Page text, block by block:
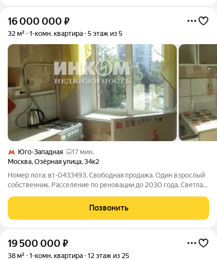
16 000 000 ₽
32 м² 1-комн. квартира 5 этаж из 5
Юго-Западная
17 мин.
Москва,Озёрная улица,34к2
Номер лота: вт-0433493. Свободная продажа. Один взрослый
собственник. Расселение по реновации до 2030 года. Светлая
балкон. Всё остается в квартире. Развитая инфраструктура
района - много
Позвонить
19 500 000 ₽
38 м² 1-комн. квартира 12 этаж из 25